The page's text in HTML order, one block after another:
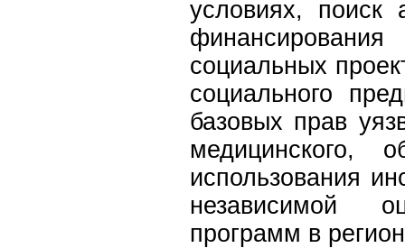
условиях, поиск
социальных
социального
базовых прав
медицинского,
использования
независимой
программ в